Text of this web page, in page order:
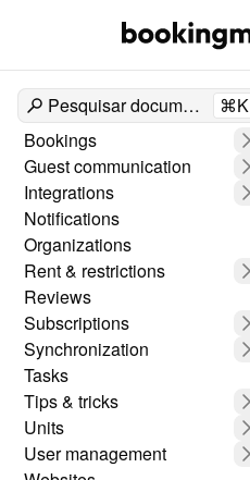
Pesquisar documentos⌘K
Bookings
Guest communication
Integrations
Notifications
Organizations
Rent & restrictions
Reviews
Subscriptions
Synchronization
Tasks
Tips & tricks
Units
User management